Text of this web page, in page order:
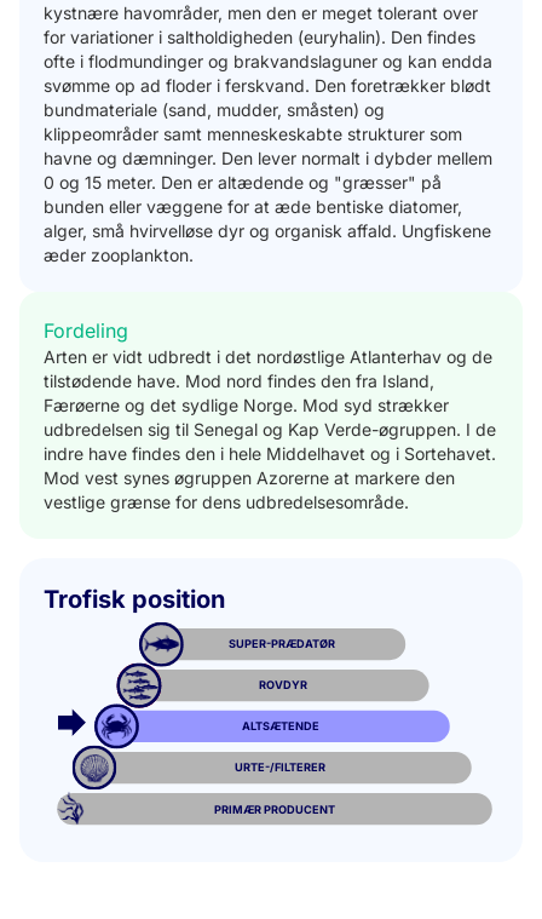
kystnære havområder, men den er meget tolerant over
for variationer i saltholdigheden (euryhalin). Den findes
ofte i flodmundinger og brakvandslaguner og kan endda
svømme op ad floder i ferskvand. Den foretrækker blødt
bundmateriale (sand, mudder, småsten) og
klippeområder samt menneskeskabte strukturer som
havne og dæmninger. Den lever normalt i dybder mellem
0 og 15 meter. Den er altædende og "græsser" på
bunden eller væggene for at æde bentiske diatomer,
alger, små hvirvelløse dyr og organisk affald. Ungfiskene
æder zooplankton.
Fordeling
Arten er vidt udbredt i det nordøstlige Atlanterhav og de
tilstødende have. Mod nord findes den fra Island,
Færøerne og det sydlige Norge. Mod syd strækker
udbredelsen sig til Senegal og Kap Verde-øgruppen. I de
indre have findes den i hele Middelhavet og i Sortehavet.
Mod vest synes øgruppen Azorerne at markere den
vestlige grænse for dens udbredelsesområde.
Trofisk position
ROVDYR
ALTSÆTENDE
URTE-/FILTERER
PRIMÆR PRODUCENT
SUPER-PRÆDATØR